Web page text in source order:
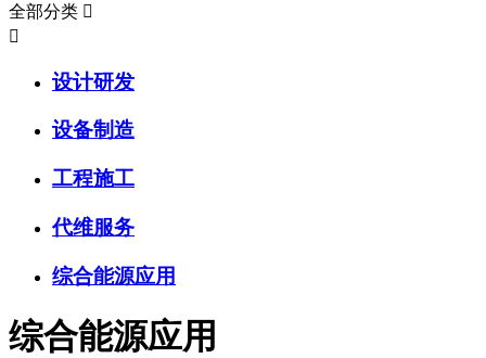
全部分类 

设计研发
设备制造
工程施工
代维服务
综合能源应用
综合能源应用